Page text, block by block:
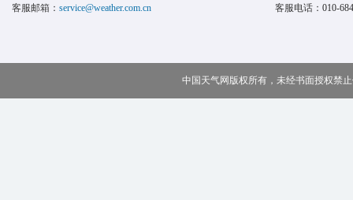
客服邮箱： service@weather.com.cn 客服电话： 010-
中国天气网版权所有，未经书面授权